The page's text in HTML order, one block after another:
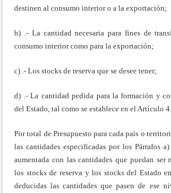
destinen al consumo interior o a la exportación;
b) .- La cantidad necesaria para fines de
consumo interior como para la exportación;
c) .- Los stocks de reserva que se desee tener;
d) .- La cantidad pedida para la formación y
del Estado, tal como se establece en el Artículo 4.
Por total de Presupuesto para cada país o
las cantidades especificadas por los Párrafos
aumentada con las cantidades que puedan ser
los stocks de reserva y los stocks del Estado
deducidas las cantidades que pasen de ese